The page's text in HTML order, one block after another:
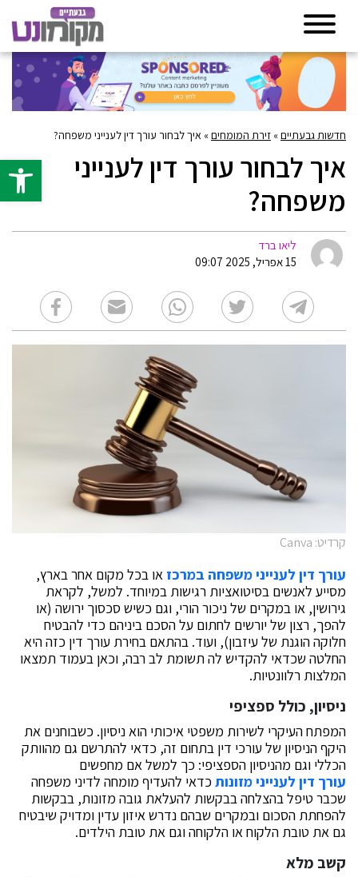
פתח
חדשות גבעתיים» זירת המומחים» איך לבחור עורך דין לענייני משפחה?
איך לבחור עורך דין לענייני
משפחה?
ליאו ברד
15 אפריל, 2025 09:07
קרדיט: Canva
עורך דין לענייני משפחה במרכז או בכל מקום אחר בארץ,
מסייע לאנשים בסיטואציות רגישות במיוחד. למשל, לקראת
גירושין, או במקרים של ניכור הורי, וגם כשיש סכסוך ירושה (או
להפך, רצון של יורשים לחתום על הסכם ביניהם כדי להבטיח
חלוקה הוגנת של עיזבון), ועוד. בהתאם בחירת עורך דין כזה היא
החלטה שכדאי להקדיש לה תשומת לב רבה, וכאן בעמוד תמצאו
המלצות רלוונטיות.
ניסיון, כולל ספציפי
המפתח העיקרי לשירות משפטי איכותי הוא ניסיון. כשבוחנים את
היקף הניסיון של עורכי דין בתחום זה, כדאי להתרשם גם מהוותק
הכללי וגם מהניסיון הספציפי: כך למשל אם מחפשים
עורך דין לענייני מזונות כדאי להעדיף מומחה לדיני משפחה
שכבר טיפל בהצלחה בבקשות להעלאת גובה מזונות, בבקשות
להפחתת הסכום ובמקרים שבהם נדרש איזון עדין ומדויק שיבטיח
גם את טובת הלקוח או הלקוחה וגם את טובת הילדים.
קשב מלא